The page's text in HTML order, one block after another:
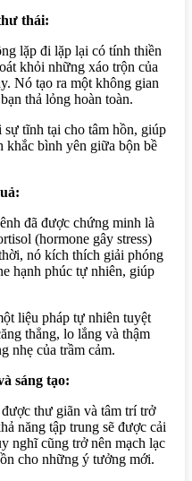
thái:
lặp đi lặp lại có tính thiền
khỏi những xáo trộn của
Nó tạo ra một không gian
thả lỏng hoàn toàn.
sự tĩnh tại cho tâm hồn, giúp
khắc bình yên giữa bộn bề
đã được chứng minh là
(hormone gây stress)
nó kích thích giải phóng
hạnh phúc tự nhiên, giúp
liệu pháp tự nhiên tuyệt
thẳng, lo lắng và thậm
nhẹ của trầm cảm.
sáng tạo:
thư giãn và tâm trí trở
năng tập trung sẽ được cải
nghĩ cũng trở nên mạch lạc
cho những ý tưởng mới.